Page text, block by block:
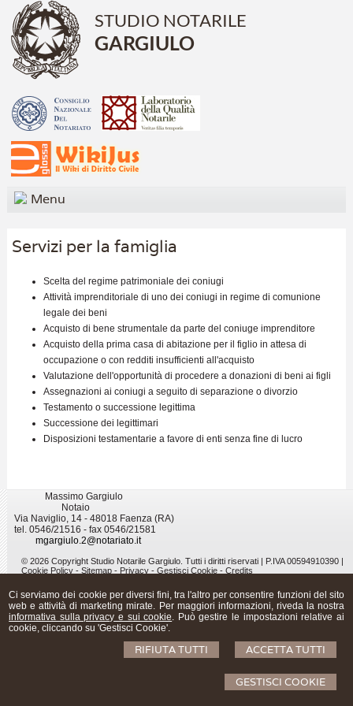
Ci serviamo dei cookie per diversi fini, tra l'altro per consentire funzioni del sito
web e attività di marketing mirate. Per maggiori informazioni, riveda la nostra
informativa sulla privacy e sui cookie. Può gestire le impostazioni relative ai
cookie, cliccando su 'Gestisci Cookie'.
ACCETTA TUTTI
RIFIUTA TUTTI
GESTISCI COOKIE
STUDIO NOTARILE
GARGIULO
Menu
Servizi per la famiglia
Scelta del regime patrimoniale dei coniugi
Attività imprenditoriale di uno dei coniugi in regime di comunione
legale dei beni
Acquisto di bene strumentale da parte del coniuge imprenditore
Acquisto della prima casa di abitazione per il figlio in attesa di
occupazione o con redditi insufficienti all'acquisto
Valutazione dell'opportunità di procedere a donazioni di beni ai figli
Assegnazioni ai coniugi a seguito di separazione o divorzio
Testamento o successione legittima
Successione dei legittimari
Disposizioni testamentarie a favore di enti senza fine di lucro
Massimo Gargiulo
Notaio
Via Naviglio, 14 - 48018 Faenza (RA)
tel. 0546/21516 - fax 0546/21581
mgargiulo.2@notariato.it
© 2026 Copyright Studio Notarile Gargiulo. Tutti i diritti riservati | P.IVA 00594910390 |
Cookie Policy- Sitemap- Privacy- Gestisci Cookie- Credits